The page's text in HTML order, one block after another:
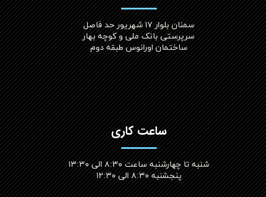
سمنان بلوار ۱۷ شهریور حد فاصل
سرپرستی بانک ملی و کوچه بهار
ساختمان اورانوس طبقه دوم
ساعت کاری
شنبه تا چهارشنبه ساعت ۸:۳۰ الی ۱۳:۳۰
پنجشنبه ۸:۳۰ الی ۱۲:۳۰​​​​​​​